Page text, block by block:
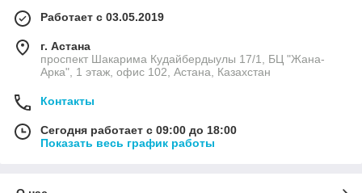
Работает с 03.05.2019
г. Астана
проспект Шакарима Кудайбердыулы 17/1, БЦ "Жана-
Арка", 1 этаж, офис 102, Астана, Казахстан
Контакты
Сегодня работает с 09:00 до 18:00
Показать весь график работы